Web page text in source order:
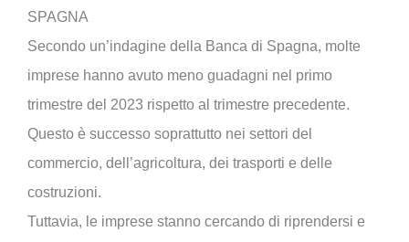
SPAGNA
Secondo un’indagine della Banca di Spagna, molte
imprese hanno avuto meno guadagni nel primo
trimestre del 2023 rispetto al trimestre precedente.
Questo è successo soprattutto nei settori del
commercio, dell’agricoltura, dei trasporti e delle
costruzioni.
Tuttavia, le imprese stanno cercando di riprendersi e